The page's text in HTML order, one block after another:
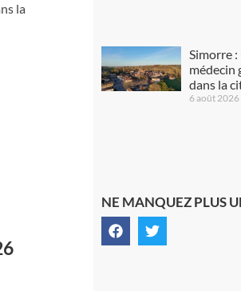
la
Simorre
médecin
dans la
6 août 2026
NE MANQUEZ PLUS